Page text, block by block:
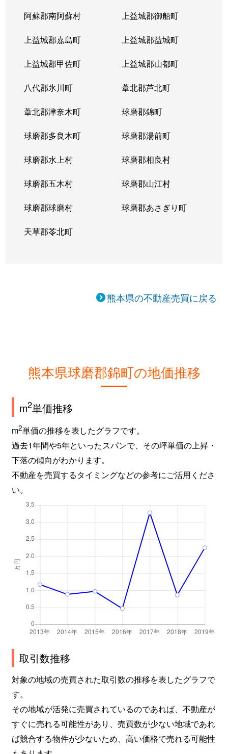
阿蘇郡南阿蘇村 上益城郡御船町
上益城郡嘉島町 上益城郡益城町
上益城郡甲佐町 上益城郡山都町
八代郡氷川町 葦北郡芦北町
葦北郡津奈木町 球磨郡錦町
球磨郡多良木町 球磨郡湯前町
球磨郡水上村 球磨郡相良村
球磨郡五木村 球磨郡山江村
球磨郡球磨村 球磨郡あさぎり町
天草郡苓北町
熊本県の不動産売買に戻る
熊本県球磨郡錦町の地価推移
m2単価推移
m2単価の推移を表したグラフです。
過去1年間や5年といったスパンで、その坪単価の上昇・
下落の傾向がわかります。
不動産を売買するタイミングなどの参考にご活用くださ
い。
取引数推移
対象の地域の売買された取引数の推移を表したグラフで
す。
その地域が活発に売買されているのであれば、不動産が
すぐに売れる可能性があり、売買数が少ない地域であれ
ば競合する物件が少ないため、高い価格で売れる可能性